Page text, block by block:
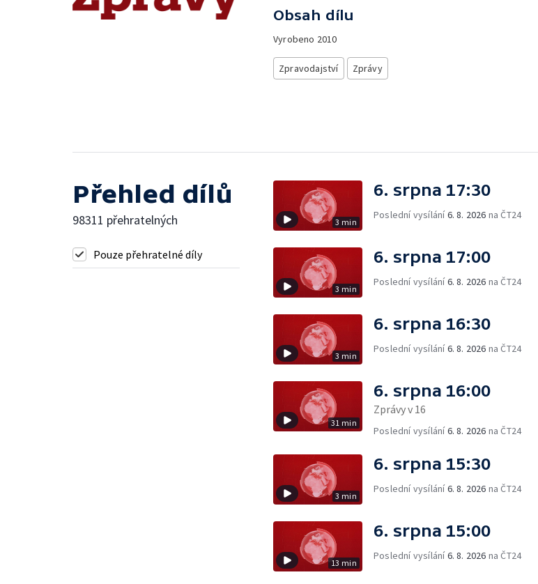
Obsah dílu
Vyrobeno 2010
Zpravodajství Zprávy
Přehled dílů
98311 přehratelných
Pouze přehratelné díly
3 min
6. srpna 17:30
Poslední vysílání6. 8. 2026 na ČT24
3 min
6. srpna 17:00
Poslední vysílání6. 8. 2026 na ČT24
3 min
6. srpna 16:30
Poslední vysílání6. 8. 2026 na ČT24
31 min
6. srpna 16:00
Zprávy v 16
Poslední vysílání6. 8. 2026 na ČT24
3 min
6. srpna 15:30
Poslední vysílání6. 8. 2026 na ČT24
13 min
6. srpna 15:00
Poslední vysílání6. 8. 2026 na ČT24